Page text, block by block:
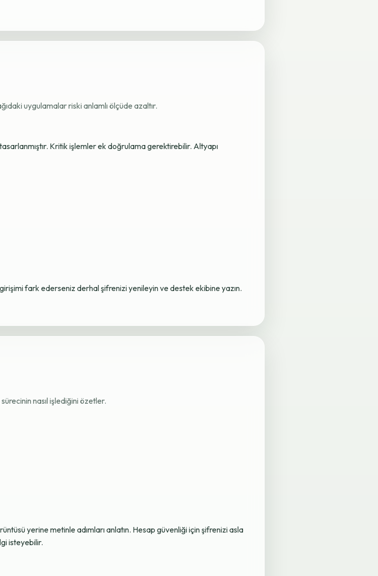
uygulamalar riski anlamlı ölçüde azaltır.
Kritik işlemler ek doğrulama gerektirebilir. Altyapı
fark ederseniz derhal şifrenizi yenileyin ve destek ekibine yazın.
nasıl işlediğini özetler.
yerine metinle adımları anlatın. Hesap güvenliği için şifrenizi asla
isteyebilir.